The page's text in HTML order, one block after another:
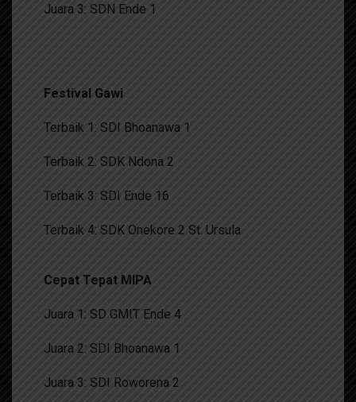
Juara 3: SDN Ende 1
Festival Gawi
Terbaik 1: SDI Bhoanawa 1
Terbaik 2: SDK Ndona 2
Terbaik 3: SDI Ende 16
Terbaik 4: SDK Onekore 2 St. Ursula
Cepat Tepat MIPA
Juara 1: SD GMIT Ende 4
Juara 2: SDI Bhoanawa 1
Juara 3: SDI Roworena 2